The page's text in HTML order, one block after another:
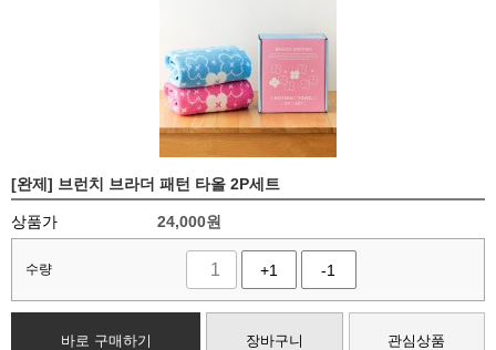
[완제] 브런치 브라더 패턴 타올 2P세트
상품가 24,000원
수량 +1 -1
바로 구매하기 장바구니 관심상품